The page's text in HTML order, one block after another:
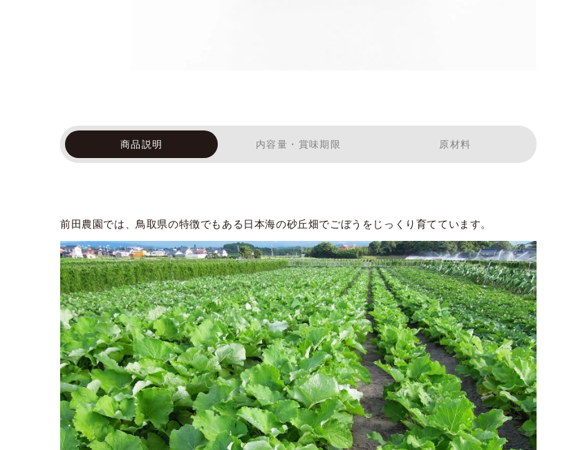
商品説明 内容量・賞味期限 原材料
前田農園では、鳥取県の特徴でもある日本海の砂丘畑でごぼうをじっくり育てています。